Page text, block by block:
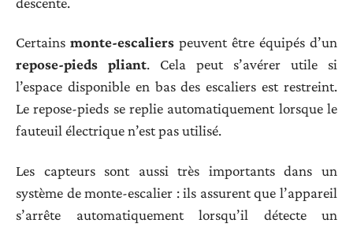
Certains monte-escaliers peuvent être équipés d’un
repose-pieds pliant. Cela peut s’avérer utile si
l’espace disponible en bas des escaliers est restreint.
Le repose-pieds se replie automatiquement lorsque le
fauteuil électrique n’est pas utilisé.
Les capteurs sont aussi très importants dans un
système de monte-escalier : ils assurent que l’appareil
s’arrête automatiquement lorsqu’il détecte un